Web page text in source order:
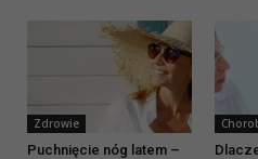
Zdrowie
Puchnięcie nóg latem –